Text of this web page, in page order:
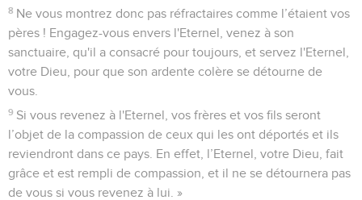
8 Ne vous montrez donc pas réfractaires comme l’étaient vos
pères ! Engagez-vous envers l'Eternel, venez à son
sanctuaire, qu'il a consacré pour toujours, et servez l'Eternel,
votre Dieu, pour que son ardente colère se détourne de
vous.
9 Si vous revenez à l'Eternel, vos frères et vos fils seront
l’objet de la compassion de ceux qui les ont déportés et ils
reviendront dans ce pays. En effet, l’Eternel, votre Dieu, fait
grâce et est rempli de compassion, et il ne se détournera pas
de vous si vous revenez à lui. »